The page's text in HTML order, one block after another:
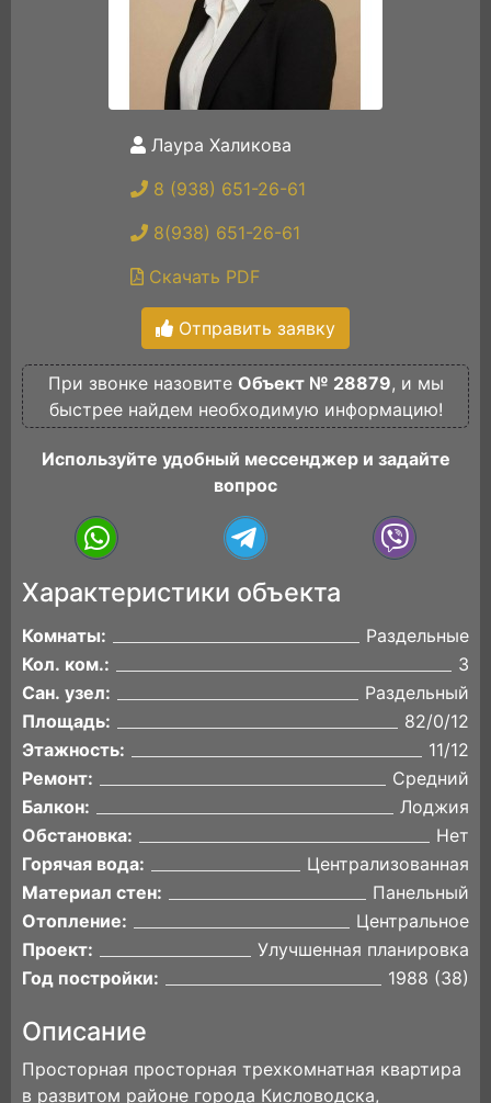
Лаура Халикова
8 (938) 651-26-61
8(938) 651-26-61
Скачать PDF
Отправить заявку
При звонке назовите Объект № 28879, и мы
быстрее найдем необходимую информацию!
Используйте удобный мессенджер и задайте
вопрос
Характеристики объекта
Комнаты:
Раздельные
Кол. ком.:
3
Сан. узел:
Раздельный
Площадь:
82/0/12
Этажность:
11/12
Ремонт:
Средний
Балкон:
Лоджия
Обстановка:
Нет
Горячая вода:
Централизованная
Материал стен:
Панельный
Отопление:
Центральное
Проект:
Улучшенная планировка
Год постройки:
1988 (38)
Описание
Просторная просторная трехкомнатная квартира
в развитом районе города Кисловодска,